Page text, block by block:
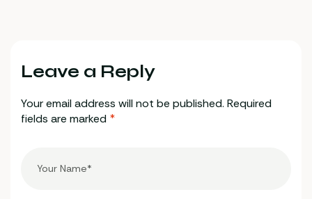
Leave a Reply
Your email address will not be published. Required
fields are marked *